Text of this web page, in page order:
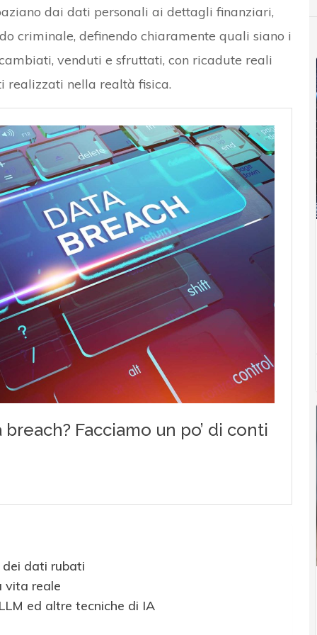
dai dati personali ai dettagli finanziari,
criminale, definendo chiaramente quali siano i
venduti e sfruttati, con ricadute reali
realizzati nella realtà fisica.
dati rubati
vita reale
ed altre tecniche di IA